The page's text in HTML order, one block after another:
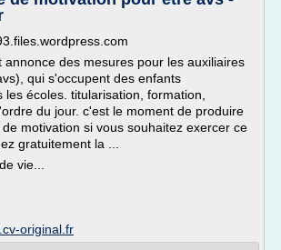
annonce des mesures pour les auxiliaires
qui s'occupent des enfants
les écoles. titularisation, formation,
du jour. c'est le moment de produire
motivation si vous souhaitez exercer ce
gratuitement la ...
vie...
original.fr